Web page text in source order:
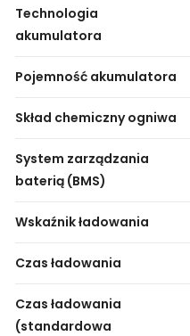
Technologia
akumulatora
Pojemność akumulatora
Skład chemiczny ogniwa
System zarządzania
baterią (BMS)
Wskaźnik ładowania
Czas ładowania
Czas ładowania
(standardowa